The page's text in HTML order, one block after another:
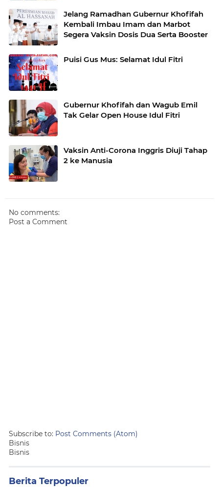
Jelang Ramadhan Gubernur Khofifah
Kembali Imbau Imam dan Marbot
Segera Vaksin Dosis Dua Serta Booster
Puisi Gus Mus: Selamat Idul Fitri
Gubernur Khofifah dan Wagub Emil
Tak Gelar Open House Idul Fitri
Vaksin Anti-Corona Inggris Diuji Tahap
2 ke Manusia
No comments:
Post a Comment
Subscribe to: Post Comments (Atom)
Bisnis
Bisnis
Berita Terpopuler